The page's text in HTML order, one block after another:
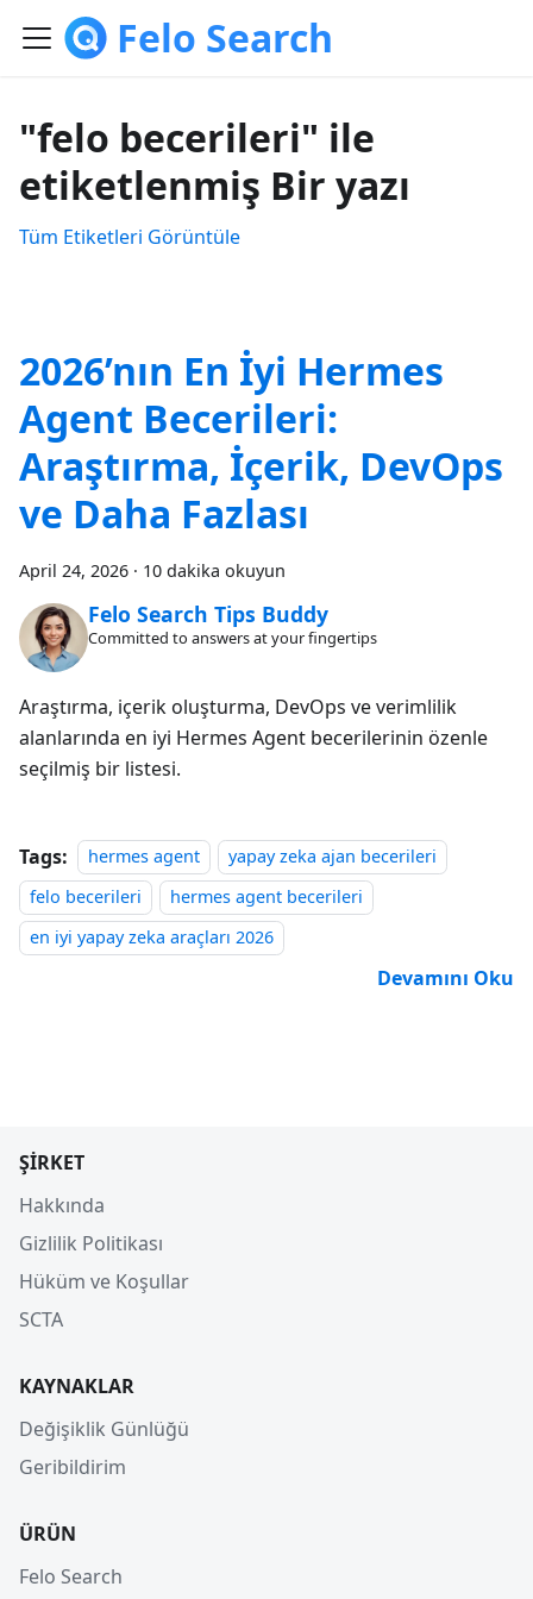
Felo Search
"felo becerileri" ile
etiketlenmiş Bir yazı
Tüm Etiketleri Görüntüle
2026’nın En İyi Hermes
Agent Becerileri:
Araştırma, İçerik, DevOps
ve Daha Fazlası
April 24, 2026 · 10 dakika okuyun
Felo Search Tips Buddy
Committed to answers at your fingertips
Araştırma, içerik oluşturma, DevOps ve verimlilik
alanlarında en iyi Hermes Agent becerilerinin özenle
seçilmiş bir listesi.
Tags: hermes agent
yapay zeka ajan becerileri
felo becerileri
hermes agent becerileri
en iyi yapay zeka araçları 2026
Devamını Oku
ŞIRKET
Hakkında
Gizlilik Politikası
Hüküm ve Koşullar
SCTA
KAYNAKLAR
Değişiklik Günlüğü
Geribildirim
ÜRÜN
Felo Search